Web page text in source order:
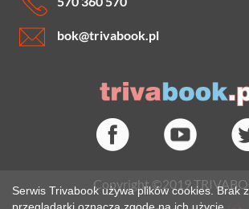
bok@trivabook.pl
Copyright ©2019
Serwis Trivabook używa plików cookies. Brak